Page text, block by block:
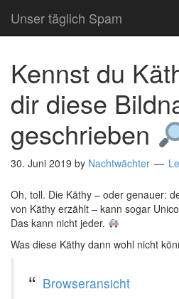
Unser täglich Spam
Kennst du
dir diese
geschrieben
30. Juni 2019 by Nachtwächter
Oh, toll. Die Käthy – oder genauer:
von Käthy erzählt – kann sogar
Das kann nicht jeder.
Was diese Käthy dann wohl nicht
Browseransicht